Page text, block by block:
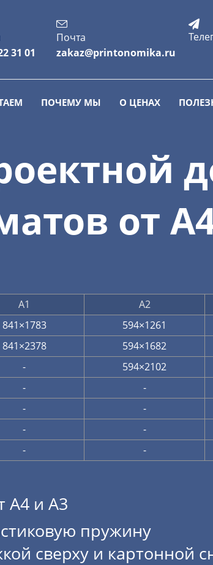
31 01
Почта
zakaz@printonomika.ru
ПОЧЕМУ МЫ О ЦЕНАХ
от
А1 А2
841×1783 594×1261
841×2378 594×1682
- 594×2102
- -
- -
- -
- -
А4 и А3
пружину
сверху и картонной